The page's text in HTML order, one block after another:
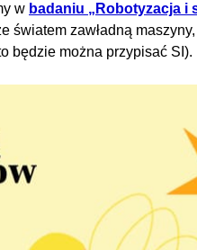
w badaniu „Robotyzacja i
światem zawładną maszyny,
będzie można przypisać SI).